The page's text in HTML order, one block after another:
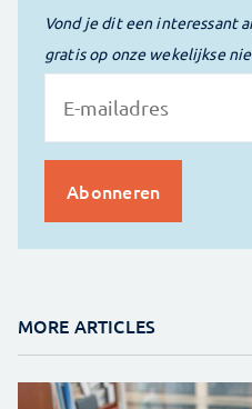
Vond je dit een interessant
gratis op onze wekelijkse
MORE ARTICLES